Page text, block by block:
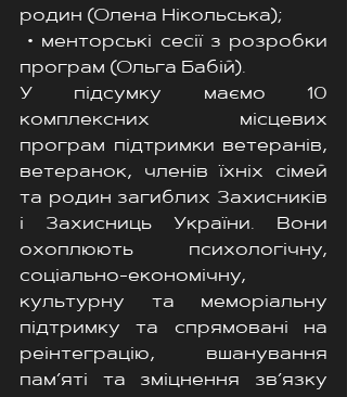
родин (Олена Нікольська);
• менторські сесії з розробки
програм (Ольга Бабій).
У підсумку маємо 10
комплексних місцевих
програм підтримки ветеранів,
ветеранок, членів їхніх сімей
та родин загиблих Захисників
і Захисниць України. Вони
охоплюють психологічну,
соціально-економічну,
культурну та меморіальну
підтримку та спрямовані на
реінтеграцію, вшанування
пам’яті та зміцнення зв’язку